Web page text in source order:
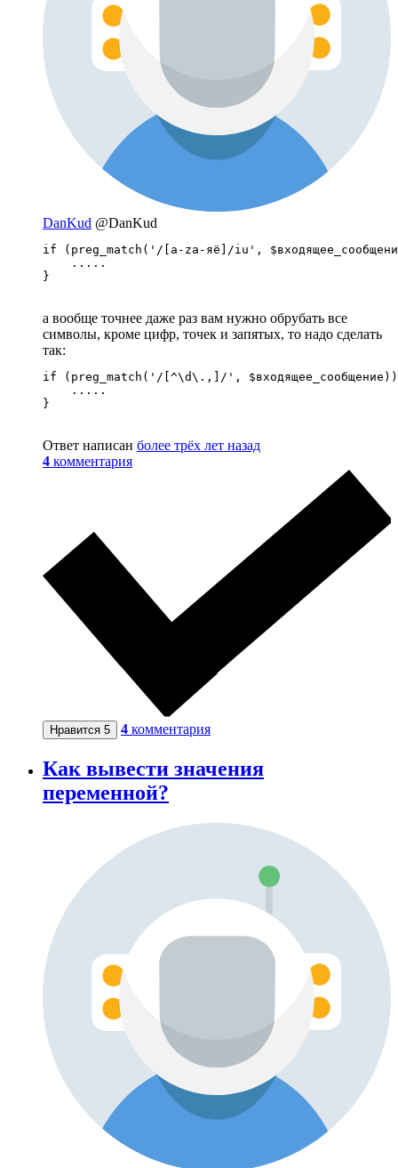
DanKud @DanKud
if (preg_match('/[a-zа-яё]/iu',
    .....
}
а вообще точнее даже раз вам нужно обрубать все
символы, кроме цифр, точек и запятых, то надо сделать
так:
if (preg_match('/[^\d\.,]/',
    .....
}
Ответ написан более трёх лет назад
4 комментария
Нравится 5 4 комментария
Как вывести значения
переменной?